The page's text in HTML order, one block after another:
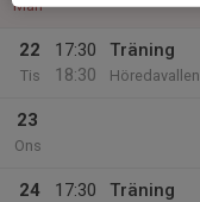
Mån
22
Tis
17:30
18:30
Träning
Höredavallen
23
Ons
24
17:30
Träning